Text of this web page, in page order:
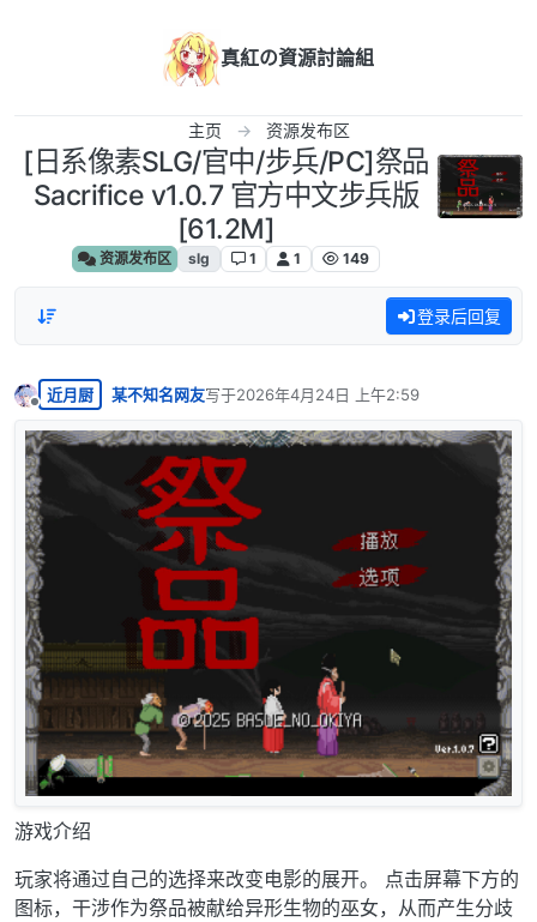
真紅の資源討論組
主页 资源发布区
[日系像素SLG/官中/步兵/PC]祭品
Sacrifice v1.0.7 官方中文步兵版
[61.2M]
资源发布区 slg 1 1 149
登录后回复
离线
近月厨 某不知名网友写于2026年4月24日 上午2:59
最后由 编辑
游戏介绍
玩家将通过自己的选择来改变电影的展开。 点击屏幕下方的
图标，干涉作为祭品被献给异形生物的巫女，从而产生分歧